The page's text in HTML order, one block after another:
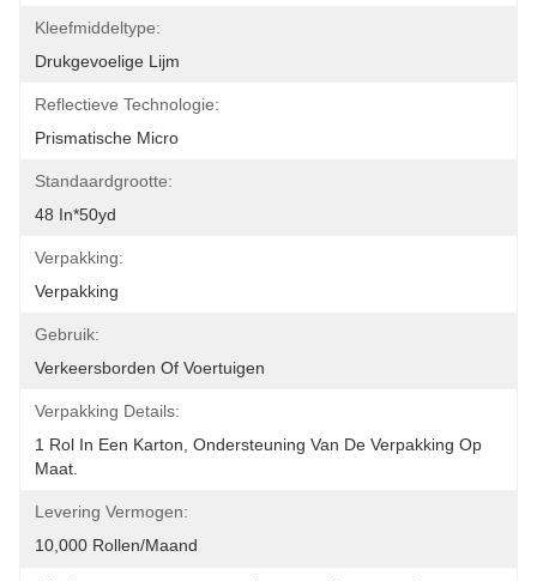
Kleefmiddeltype:
Drukgevoelige Lijm
Reflectieve Technologie:
Prismatische Micro
Standaardgrootte:
48 In*50yd
Verpakking:
Verpakking
Gebruik:
Verkeersborden Of Voertuigen
Verpakking Details:
1 Rol In Een Karton, Ondersteuning Van De Verpakking Op
Maat.
Levering Vermogen:
10,000 Rollen/maand